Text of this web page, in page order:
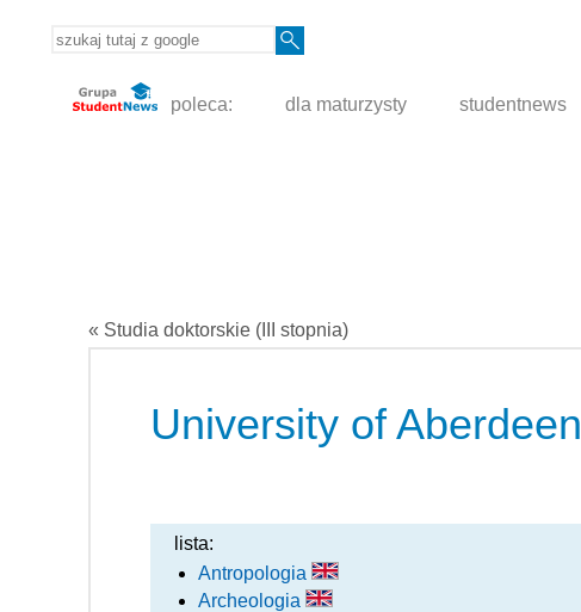
poleca: dla maturzysty studentnews
« Studia doktorskie (III stopnia)
University of Aberdeen
lista:
Antropologia
Archeologia